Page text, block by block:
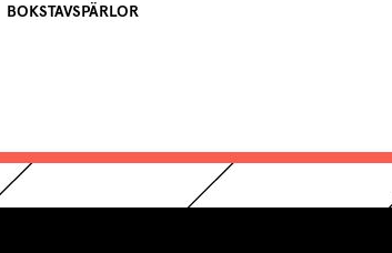
BOKSTAVSPÄRLOR